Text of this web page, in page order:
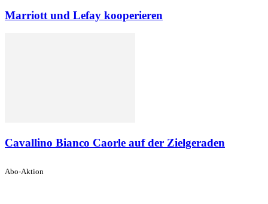
Marriott und Lefay kooperieren
Cavallino Bianco Caorle auf der Zielgeraden
Abo-Aktion